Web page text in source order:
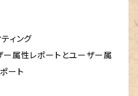
ィング
属性レポートとユーザー属
ート